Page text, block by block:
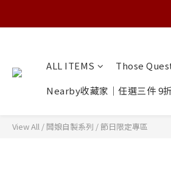
ALL ITEMS Those
Nearby收藏家｜任選三件 9
View All / 闆娘自製系列 / 節日限定專區